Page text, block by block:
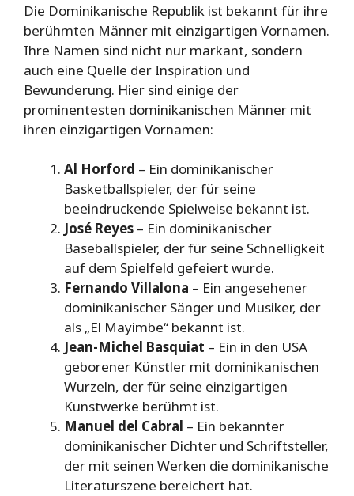
Die Dominikanische Republik ist bekannt für ihre
berühmten Männer mit einzigartigen Vornamen.
Ihre Namen sind nicht nur markant, sondern
auch eine Quelle der Inspiration und
Bewunderung. Hier sind einige der
prominentesten dominikanischen Männer mit
ihren einzigartigen Vornamen:
Al Horford – Ein dominikanischer
Basketballspieler, der für seine
beeindruckende Spielweise bekannt ist.
José Reyes – Ein dominikanischer
Baseballspieler, der für seine Schnelligkeit
auf dem Spielfeld gefeiert wurde.
Fernando Villalona – Ein angesehener
dominikanischer Sänger und Musiker, der
als „El Mayimbe“ bekannt ist.
Jean-Michel Basquiat – Ein in den USA
geborener Künstler mit dominikanischen
Wurzeln, der für seine einzigartigen
Kunstwerke berühmt ist.
Manuel del Cabral – Ein bekannter
dominikanischer Dichter und Schriftsteller,
der mit seinen Werken die dominikanische
Literaturszene bereichert hat.